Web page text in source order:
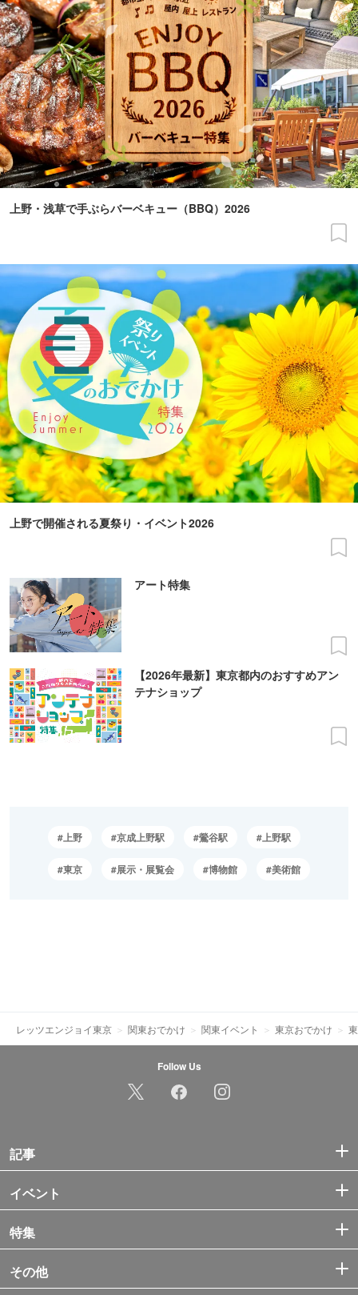
上野・浅草で手ぶらバーベキュー（BBQ）2026
上野で開催される夏祭り・イベント2026
アート特集
【2026年最新】東京都内のおすすめアン
テナショップ
上野 京成上野駅 鶯谷駅 上野駅
東京 展示・展覧会 博物館 美術館
レッツエンジョイ東京 関東おでかけ 関東イベント 東京おでかけ
Follow Us
記事
イベント
特集
その他